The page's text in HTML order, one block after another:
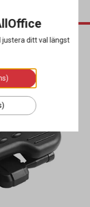
justera ditt val längst